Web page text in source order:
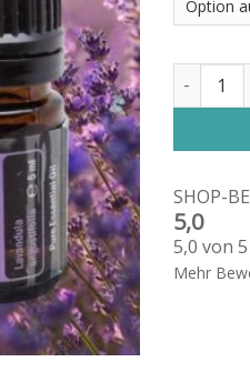
SHOP-
5,0
5,0 von
Mehr